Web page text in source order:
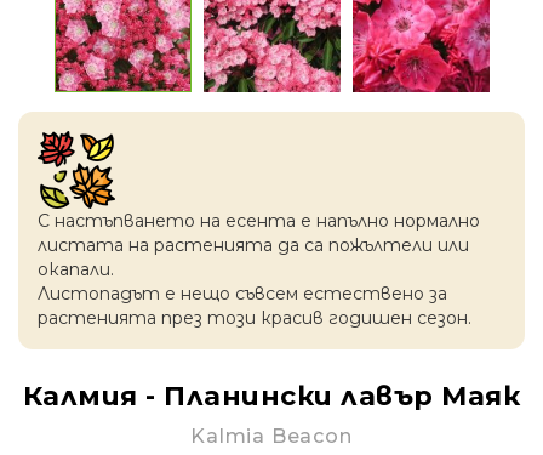
С настъпването на есентa е напълно нормално
листата на растенията да са пожълтели или
окапaли.
Листопадът е нещо съвсем естествено за
растенията през този красив годишен сезон.
Калмия - Планински лавър Маяк
Kalmia Beacon